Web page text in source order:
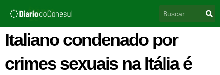
para
conteúdo
Italiano condenado por
crimes sexuais na Itália é